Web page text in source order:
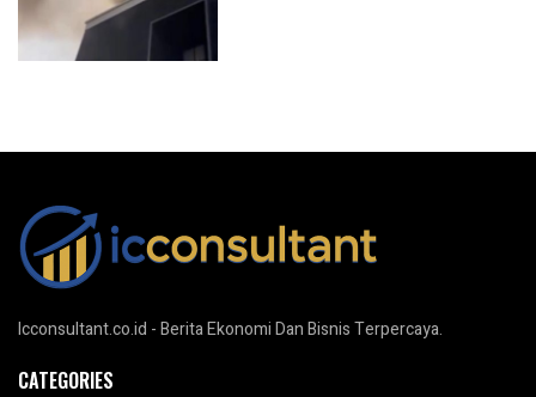
Icconsultant.co.id - Berita Ekonomi Dan Bisnis Terpercaya.
CATEGORIES